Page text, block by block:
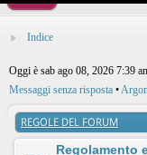
Indice
Oggi è sab ago 08, 2026 7:39
Messaggi senza risposta •
REGOLE DEL FORUM
Regolamento